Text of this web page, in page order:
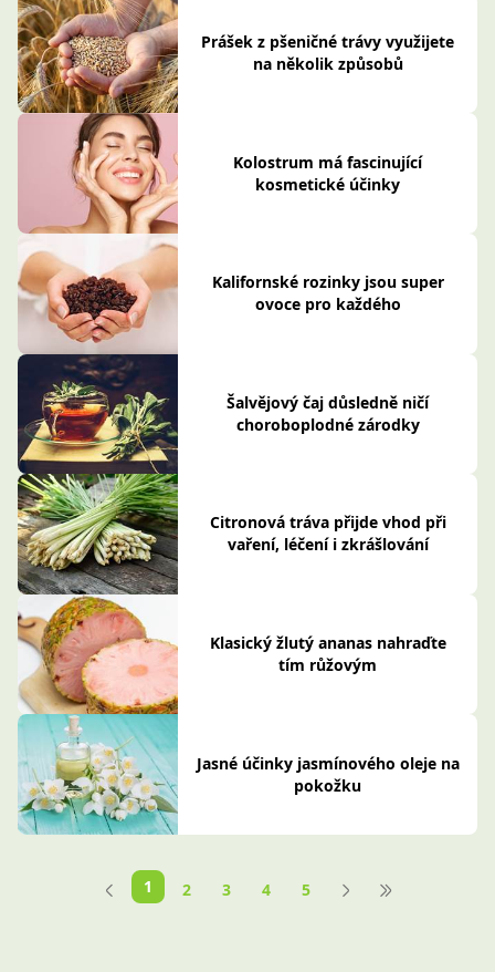
Prášek z pšeničné trávy využijete
na několik způsobů
Kolostrum má fascinující
kosmetické účinky
Kalifornské rozinky jsou super
ovoce pro každého
Šalvějový čaj důsledně ničí
choroboplodné zárodky
Citronová tráva přijde vhod při
vaření, léčení i zkrášlování
Klasický žlutý ananas nahraďte
tím růžovým
Jasné účinky jasmínového oleje na
pokožku
1 2 3 4 5